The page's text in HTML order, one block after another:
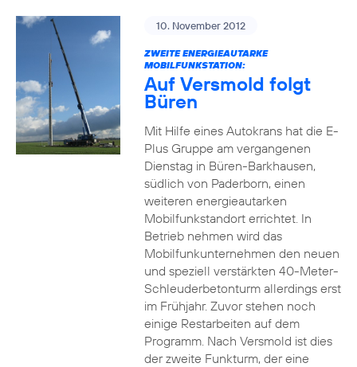
10. November 2012
ZWEITE ENERGIEAUTARKE
MOBILFUNKSTATION:
Auf Versmold folgt
Büren
Mit Hilfe eines Autokrans hat die E-
Plus Gruppe am vergangenen
Dienstag in Büren-Barkhausen,
südlich von Paderborn, einen
weiteren energieautarken
Mobilfunkstandort errichtet. In
Betrieb nehmen wird das
Mobilfunkunternehmen den neuen
und speziell verstärkten 40-Meter-
Schleuderbetonturm allerdings erst
im Frühjahr. Zuvor stehen noch
einige Restarbeiten auf dem
Programm. Nach Versmold ist dies
der zweite Funkturm, der eine